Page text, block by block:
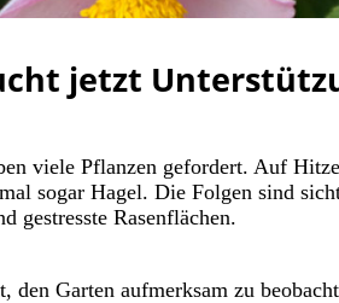
jetzt
viele Pflanzen gefordert. Auf
sogar Hagel. Die Folgen sind
gestresste Rasenflächen.
den Garten aufmerksam zu